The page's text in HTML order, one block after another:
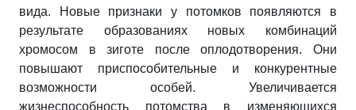
вида. Новые признаки у потомков появляются в
результате образованиях новых комбинаций
хромосом в зиготе после оплодотворения. Они
повышают приспособительные и конкурентные
возможности особей. Увеличивается
жизнеспособность потомства в изменяющихся